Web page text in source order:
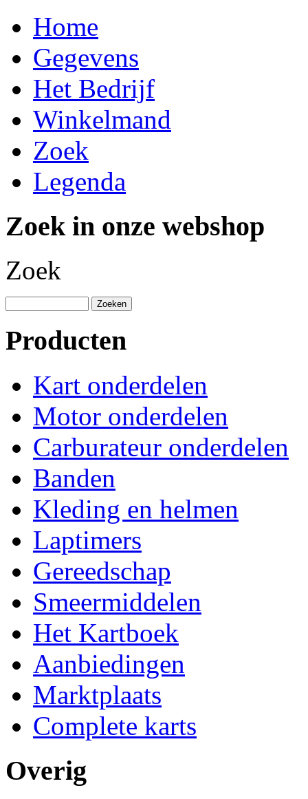
Home
Gegevens
Het Bedrijf
Winkelmand
Zoek
Legenda
Zoek in onze webshop
Zoek
Producten
Kart onderdelen
Motor onderdelen
Carburateur onderdelen
Banden
Kleding en helmen
Laptimers
Gereedschap
Smeermiddelen
Het Kartboek
Aanbiedingen
Marktplaats
Complete karts
Overig